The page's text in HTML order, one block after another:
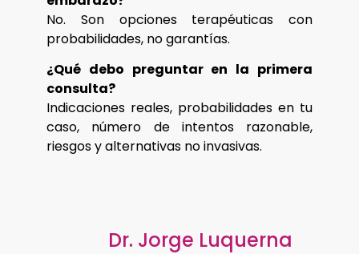
No. Son opciones terapéuticas con
probabilidades, no garantías.
¿Qué debo preguntar en la primera
consulta?
Indicaciones reales, probabilidades en tu
caso, número de intentos razonable,
riesgos y alternativas no invasivas.
Dr. Jorge Luquerna